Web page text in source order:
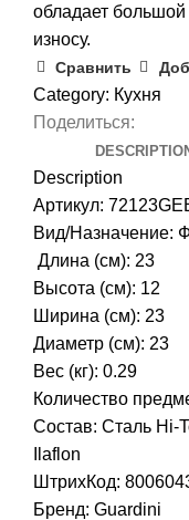
обладает
износу.
Сравнить
Category: Кухня
Поделиться:
Description
Артикул:
Вид/Назначение:
Длина (см): 23
Высота (см): 12
Ширина (см): 23
Диаметр (см): 23
Вес (кг): 0.29
Количество
Состав: Сталь Hi-
Ilaflon
ШтрихКод:
Бренд: Guardini